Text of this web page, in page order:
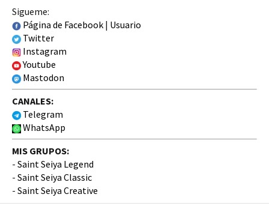
Sigueme:
Página de Facebook | Usuario
Twitter
Instagram
Youtube
Mastodon
CANALES:
Telegram
WhatsApp
MIS GRUPOS:
- Saint Seiya Legend
- Saint Seiya Classic
- Saint Seiya Creative